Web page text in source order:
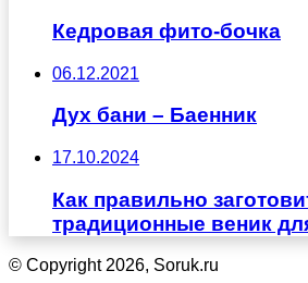
Кедровая фито-бочка
06.12.2021
Дух бани – Баенник
17.10.2024
Как правильно
традиционные веник
© Copyright 2026, Soruk.ru